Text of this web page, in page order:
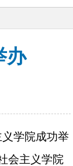
办
学院成功举
会主义学院